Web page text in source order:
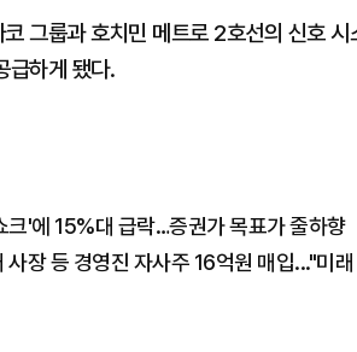
그룹과 호치민 메트로 2호선의 신호
급하게 됐다.
크'에 15%대 급락…증권가 목표가 줄하향
사장 등 경영진 자사주 16억원 매입..."미